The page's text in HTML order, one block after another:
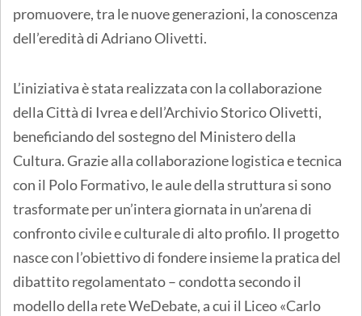
promuovere, tra le nuove generazioni, la conoscenza
dell’eredità di Adriano Olivetti.
L’iniziativa è stata realizzata con la collaborazione
della Città di Ivrea e dell’Archivio Storico Olivetti,
beneficiando del sostegno del Ministero della
Cultura. Grazie alla collaborazione logistica e tecnica
con il Polo Formativo, le aule della struttura si sono
trasformate per un’intera giornata in un’arena di
confronto civile e culturale di alto profilo. Il progetto
nasce con l’obiettivo di fondere insieme la pratica del
dibattito regolamentato – condotta secondo il
modello della rete WeDebate, a cui il Liceo «Carlo